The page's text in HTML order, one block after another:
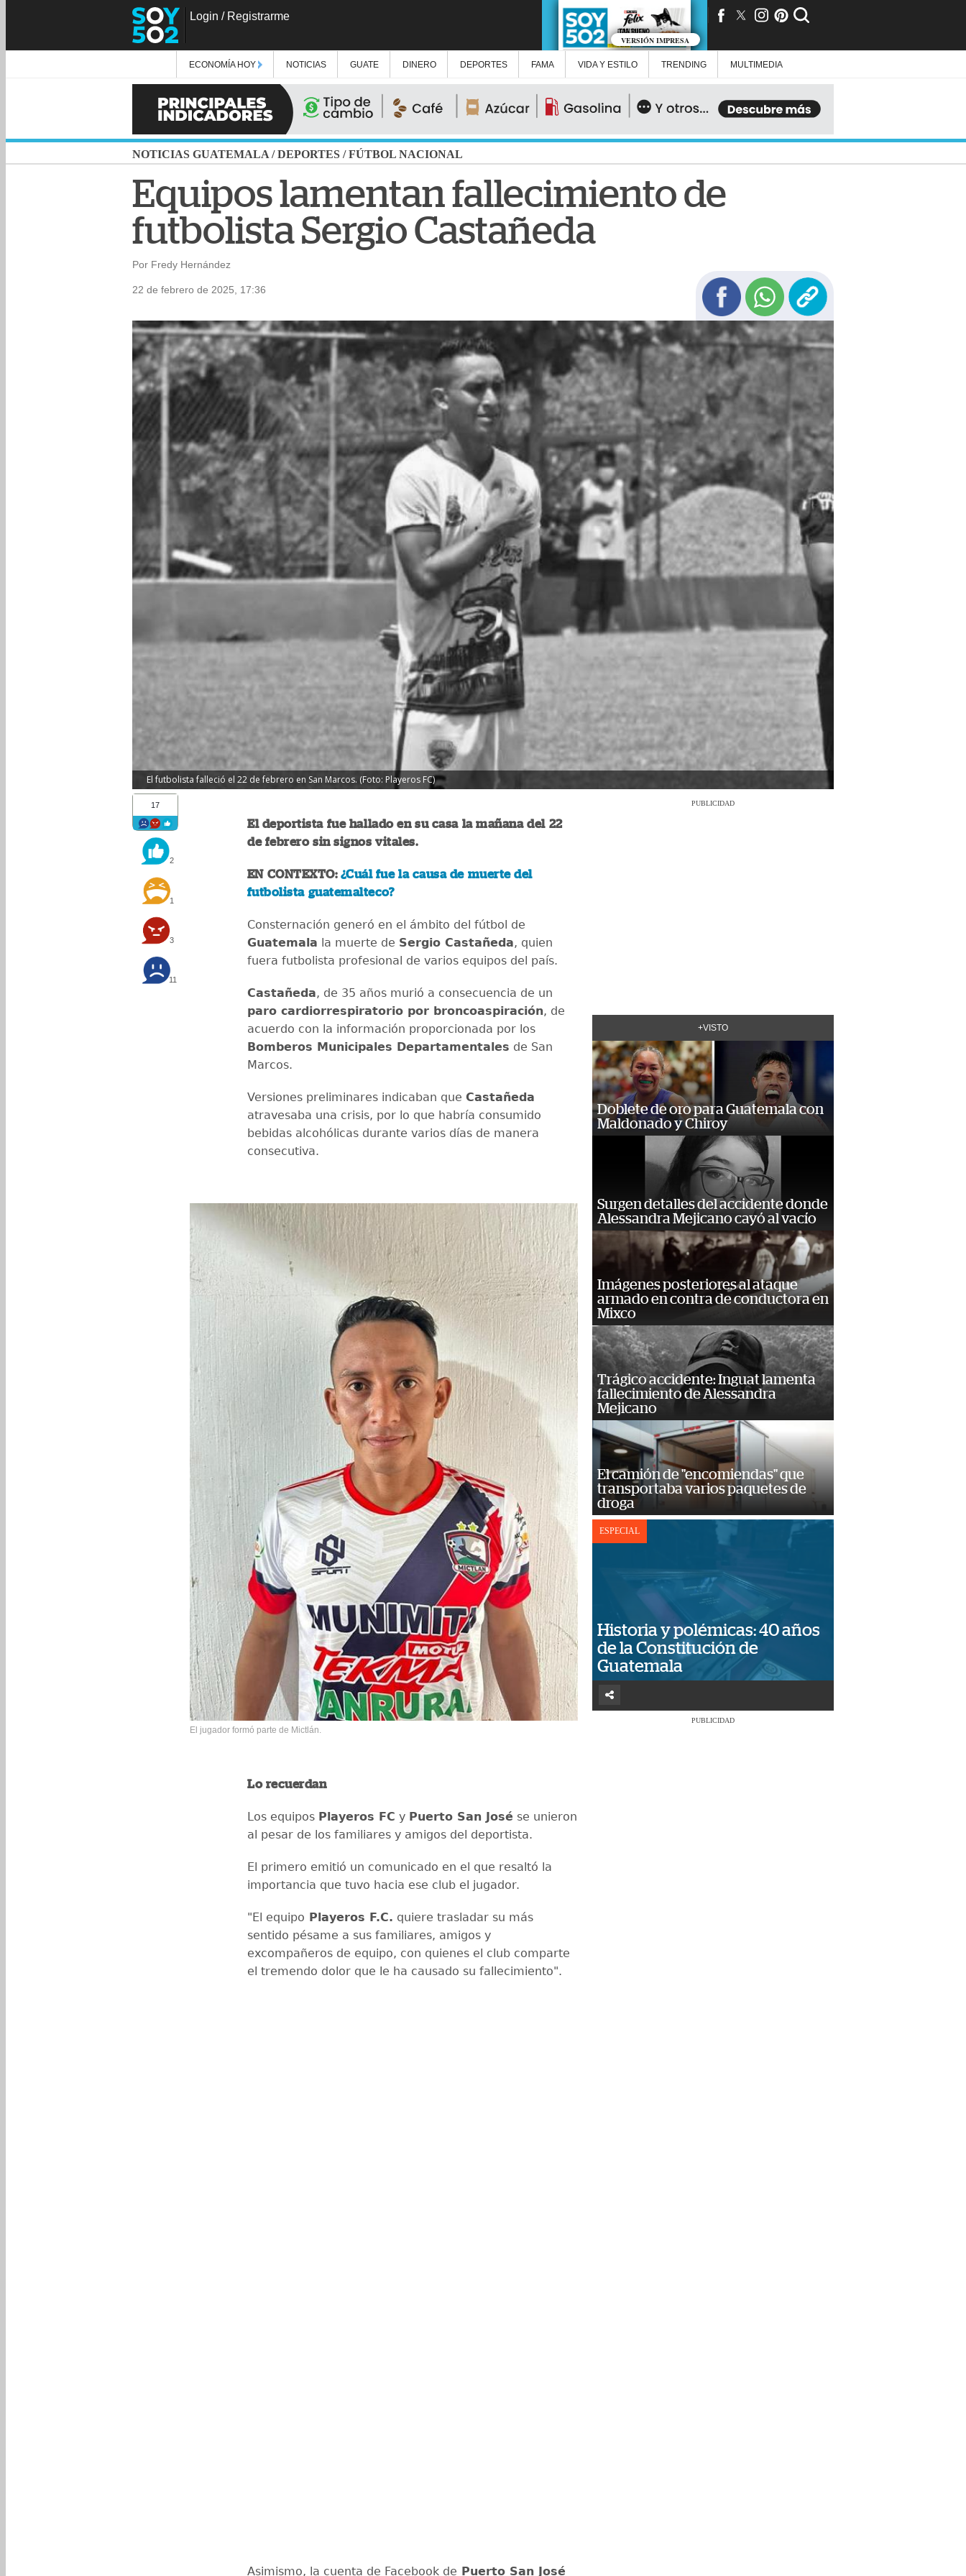
Login / Registrarme
VERSIÓN IMPRESA
ECONOMÍA HOY NOTICIAS GUATE DINERO DEPORTES FAMA VIDA Y ESTILO TRENDING MULTIMEDIA
NOTICIAS GUATEMALA /DEPORTES /FÚTBOL NACIONAL
Equipos lamentan fallecimiento de
futbolista Sergio Castañeda
Por Fredy Hernández
22 de febrero de 2025, 17:36
El futbolista falleció el 22 de febrero en San Marcos. (Foto: Playeros FC)
17
2
1
3
11
El deportista fue hallado en su casa la mañana del 22
de febrero sin signos vitales.
EN CONTEXTO: ¿Cuál fue la causa de muerte del
futbolista guatemalteco?
Consternación generó en el ámbito del fútbol de
Guatemala la muerte de Sergio Castañeda, quien
fuera futbolista profesional de varios equipos del país.
Castañeda, de 35 años murió a consecuencia de un
paro cardiorrespiratorio por broncoaspiración, de
acuerdo con la información proporcionada por los
Bomberos Municipales Departamentales de San
Marcos.
Versiones preliminares indicaban que Castañeda
atravesaba una crisis, por lo que habría consumido
bebidas alcohólicas durante varios días de manera
consecutiva.
El jugador formó parte de Mictlán.
Lo recuerdan
Los equipos Playeros FC y Puerto San José se unieron
al pesar de los familiares y amigos del deportista.
El primero emitió un comunicado en el que resaltó la
importancia que tuvo hacia ese club el jugador.
"El equipo Playeros F.C. quiere trasladar su más
sentido pésame a sus familiares, amigos y
excompañeros de equipo, con quienes el club comparte
el tremendo dolor que le ha causado su fallecimiento".
Asimismo, la cuenta de Facebook de Puerto San José
PUBLICIDAD
+VISTO
Doblete de oro para Guatemala con
Maldonado y Chiroy
Surgen detalles del accidente donde
Alessandra Mejicano cayó al vacío
Imágenes posteriores al ataque
armado en contra de conductora en
Mixco
Trágico accidente: Inguat lamenta
fallecimiento de Alessandra
Mejicano
El camión de "encomiendas" que
transportaba varios paquetes de
droga
ESPECIAL
Historia y polémicas: 40 años
de la Constitución de
Guatemala
PUBLICIDAD